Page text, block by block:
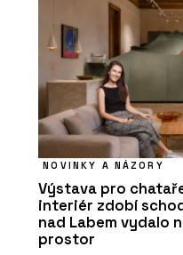
NOVINKY A NÁZORY
Výstava pro
interiér zdobí
nad Labem vydalo
prostor